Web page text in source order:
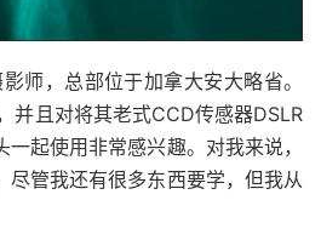
师，总部位于加拿大安大略省。
并且对将其老式CCD传感器DSLR
起使用非常感兴趣。对我来说，
尽管我还有很多东西要学，但我从